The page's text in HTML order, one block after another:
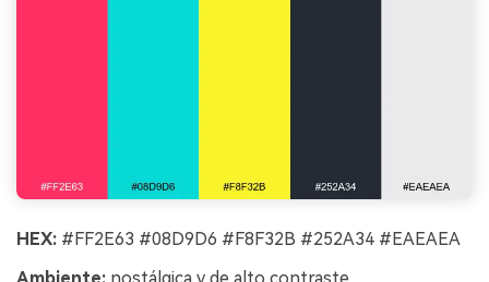
HEX: #FF2E63 #08D9D6 #F8F32B #252A34 #EAEAEA